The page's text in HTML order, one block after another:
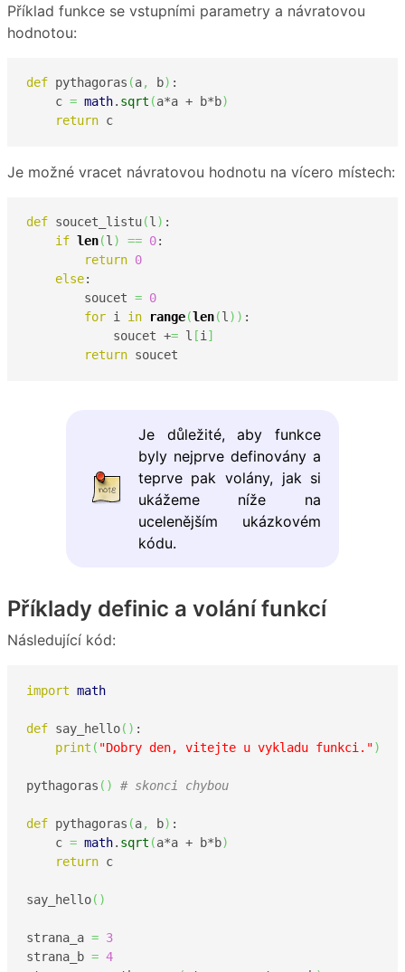
Příklad funkce se vstupními parametry a návratovou
hodnotou:
def pythagoras (a, b) :
    c
= math. sqrt (a*a + b*b)
return c
Je možné vracet návratovou hodnotu na vícero místech:
def soucet_listu(l) :
if len(l) == 0:
return 0
else:
        soucet
= 0
for i in range(len(l) ) :
            soucet +
= l [i]
return soucet
Je důležité, aby funkce
byly nejprve definovány a
teprve pak volány, jak si
ukážeme níže na
ucelenějším ukázkovém
kódu.
Příklady definic a volání funkcí
Následující kód:
import math
def say_hello( ) :
print ( "Dobry den, vitejte u vykladu funkci.")
pythagoras ( ) # skonci chybou
def pythagoras (a, b) :
    c
= math. sqrt (a*a + b*b)
return c
say_hello( )
strana_a = 3
strana_b = 4